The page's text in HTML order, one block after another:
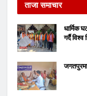
ताजा समाचार
धार्मिक
गर्दै विश्व